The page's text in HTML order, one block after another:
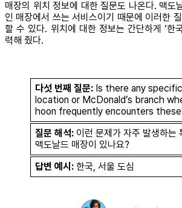
매장의 위치 정보에 대한 질문도 나온다. 맥도
인 매장에서 쓰는 서비스이기 때문에 이러한
할 수 있다. 위치에 대한 정보는 간단하게 ‘한
력해 줬다.
다섯 번째 질문:Is there any
location or McDonald’s branch
hoon frequently encounters these
질문 해석:이런 문제가 자주 발생하는
맥도날드 매장이 있나요?
답변 예시:한국, 서울 도심